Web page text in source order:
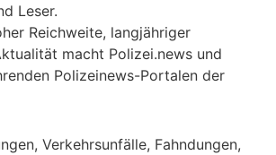
Leser.
Reichweite, langjähriger
macht Polizei.news und
Polizeinews-Portalen der
Verkehrsunfälle, Fahndungen,